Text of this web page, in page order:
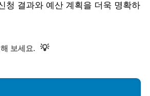
청 결과와 예산 계획을 더욱 명확하
보세요. 💡